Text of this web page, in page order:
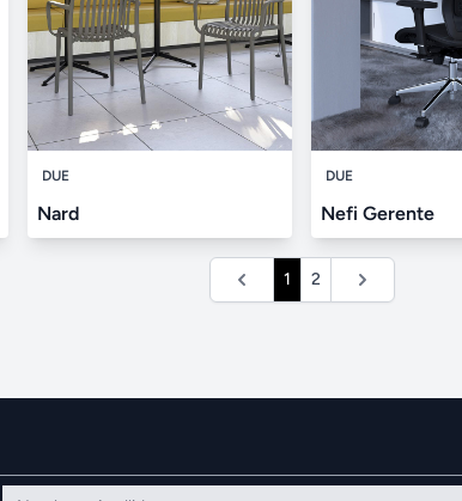
DUE
Nard
DUE
Nefi Gerente
1 2
Nombre y Apellidos